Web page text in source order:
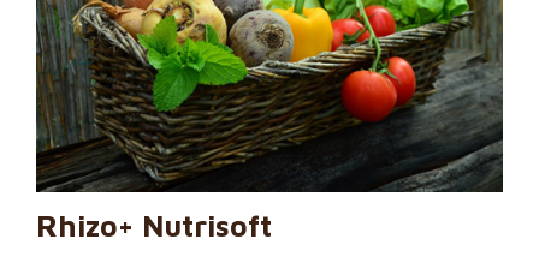
Rhizo+ Nutrisoft